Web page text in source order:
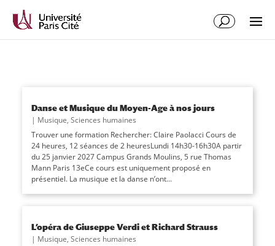
Danse et Musique du Moyen-Age à nos jours
| Musique, Sciences humaines
Trouver une formation Rechercher: Claire Paolacci Cours de
24 heures, 12 séances de 2 heuresLundi 14h30-16h30A partir
du 25 janvier 2027 Campus Grands Moulins, 5 rue Thomas
Mann Paris 13eCe cours est uniquement proposé en
présentiel. La musique et la danse n’ont...
L’opéra de Giuseppe Verdi et Richard Strauss
| Musique, Sciences humaines